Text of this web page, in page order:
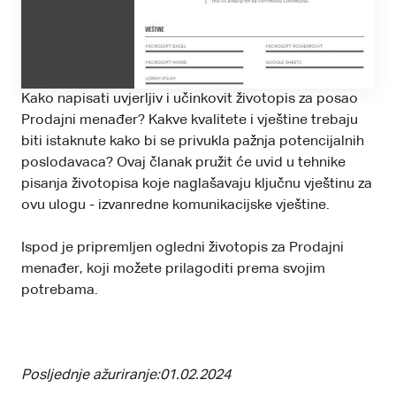
Kako napisati uvjerljiv i učinkovit životopis za posao
Prodajni menađer? Kakve kvalitete i vještine trebaju
biti istaknute kako bi se privukla pažnja potencijalnih
poslodavaca? Ovaj članak pružit će uvid u tehnike
pisanja životopisa koje naglašavaju ključnu vještinu za
ovu ulogu - izvanredne komunikacijske vještine.
Ispod je pripremljen ogledni životopis za Prodajni
menađer, koji možete prilagoditi prema svojim
potrebama.
Posljednje ažuriranje:01.02.2024